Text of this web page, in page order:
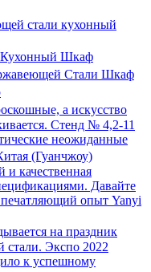
стали кухонный
Шкаф
Стали Шкаф
а искусство
Стенд № 4,2-11
неожиданные
(Гуанчжоу)
и качественная
Давайте
опыт Yanyi
на праздник
стали. Экспо 2022
к успешному